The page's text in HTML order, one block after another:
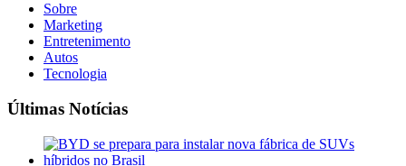
Sobre
Marketing
Entretenimento
Autos
Tecnologia
Últimas Notícias